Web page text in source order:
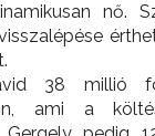
nő.
38 millió
ami a